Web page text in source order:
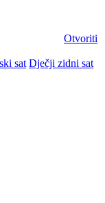
Otvoriti
sat Dječji zidni sat